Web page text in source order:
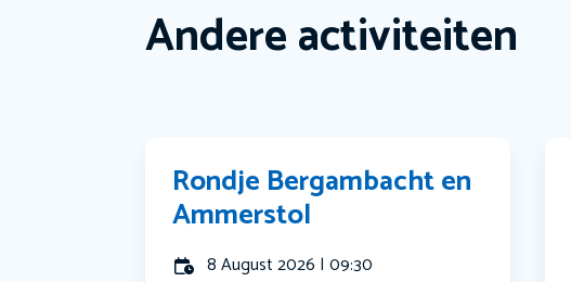
Andere activiteiten
Rondje Bergambacht en
Ammerstol
8 August 2026 | 09:30